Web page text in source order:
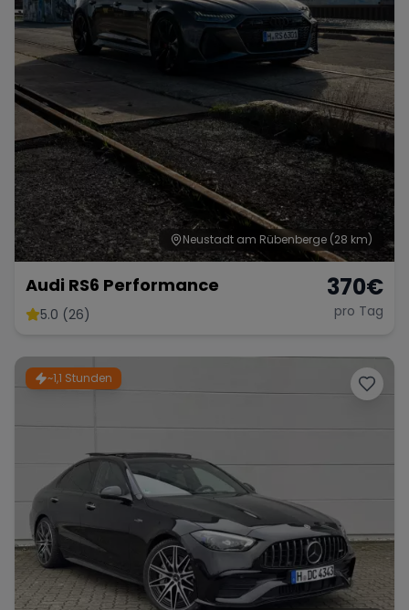
Neustadt am Rübenberge (28 km)
Audi RS6 Performance
5.0 (26)
370€
pro Tag
~1,1 Stunden